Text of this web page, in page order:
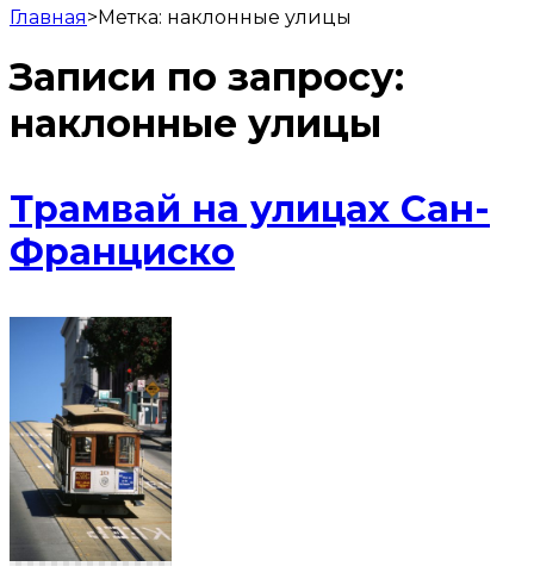
Главная>Метка: наклонные улицы
Записи по запросу:
наклонные улицы
Трамвай на улицах Сан-
Франциско